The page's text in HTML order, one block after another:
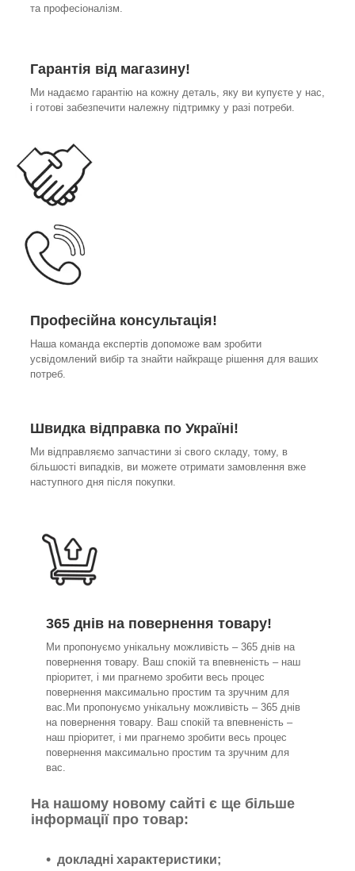
та професіоналізм.
Гарантія від магазину!
Ми надаємо гарантію на кожну деталь, яку ви купуєте у нас,
і готові забезпечити належну підтримку у разі потреби.
Професійна консультація!
Наша команда експертів допоможе вам зробити
усвідомлений вибір та знайти найкраще рішення для ваших
потреб.
Швидка відправка по Україні!
Ми відправляємо запчастини зі свого складу, тому, в
більшості випадків, ви можете отримати замовлення вже
наступного дня після покупки.
365 днів на повернення товару!
Ми пропонуємо унікальну можливість – 365 днів на
повернення товару. Ваш спокій та впевненість – наш
пріоритет, і ми прагнемо зробити весь процес
повернення максимально простим та зручним для
вас.Ми пропонуємо унікальну можливість – 365 днів
на повернення товару. Ваш спокій та впевненість –
наш пріоритет, і ми прагнемо зробити весь процес
повернення максимально простим та зручним для
вас.
На нашому новому сайті є ще більше
інформації про товар:
докладні характеристики;